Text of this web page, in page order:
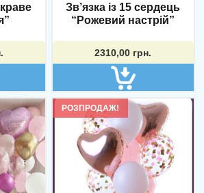
Зв’язка із 15 сердець
“Рожевий настрій”
2310,00 грн.
РОЗПРОДАЖ!